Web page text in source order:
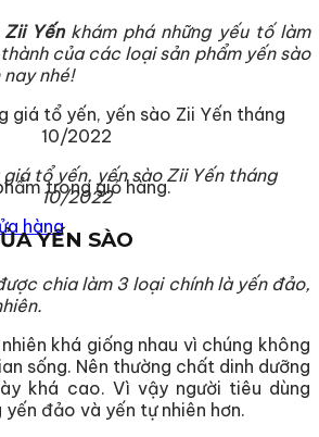
trong giỏ hàng.
hàng
Zii Yếnkhám phá những yếu tố làm
của các loại sản phẩm yến sào
nhé!
tổ yến, yến sào Zii Yến tháng
10/2022
YẾN SÀO
chia làm 3 loại chính là yến đảo,
khá giống nhau vì chúng không
sống. Nên thường chất dinh dưỡng
khá cao. Vì vậy người tiêu dùng
yến đảo và yến tự nhiên hơn.